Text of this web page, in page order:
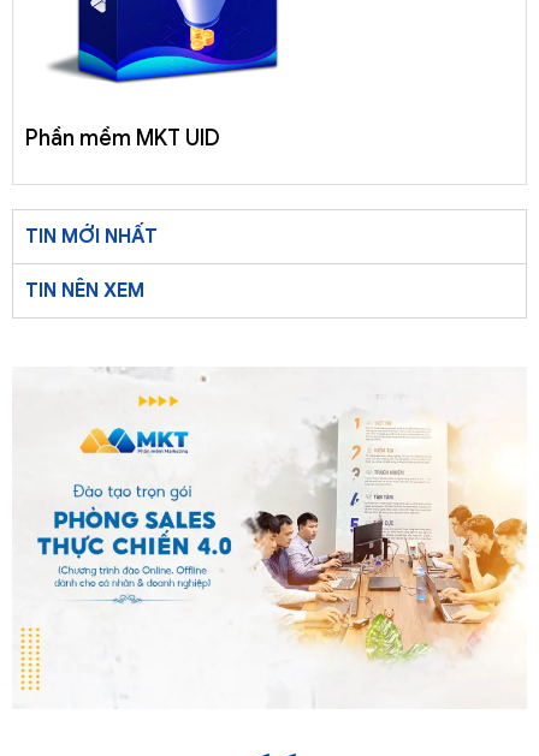
Phần mềm MKT UID
TIN MỚI NHẤT
TIN NÊN XEM